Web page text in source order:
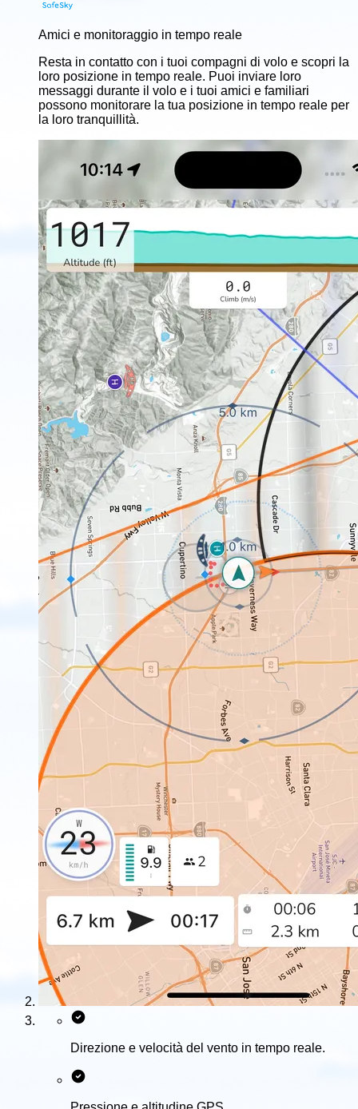
Amici e monitoraggio in tempo reale
Resta in contatto con i tuoi compagni di volo e scopri la
loro posizione in tempo reale. Puoi inviare loro
messaggi durante il volo e i tuoi amici e familiari
possono monitorare la tua posizione in tempo reale per
la loro tranquillità.
Direzione e velocità del vento in tempo reale.